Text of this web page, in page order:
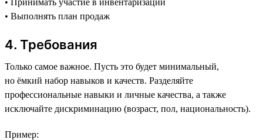
• Выполнять план продаж
4. Требования
Только самое важное. Пусть это будет минимальный,
но ёмкий набор навыков и качеств. Разделяйте
профессиональные навыки и личные качества, а также
исключайте дискриминацию (возраст, пол, национальность).
Пример: